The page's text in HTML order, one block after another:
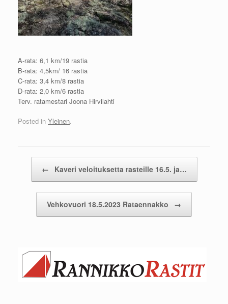
A-rata: 6,1 km/19 rastia
B-rata: 4,5km/ 16 rastia
C-rata: 3,4 km/8 rastia
D-rata: 2,0 km/6 rastia
Terv. ratamestari Joona Hirvilahti
Posted in Yleinen.
← Kaveri veloituksetta rasteille 16.5. ja…
Vehkovuori 18.5.2023 Rataennakko →